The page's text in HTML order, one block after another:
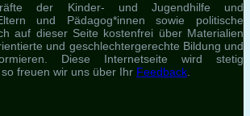
der Kinder- und Jugendhilfe und
und Pädagog*innen sowie politische
auf dieser Seite kostenfrei über Materialien
und geschlechtergerechte Bildung und
Diese Internetseite wird stetig
freuen wir uns über Ihr Feedback